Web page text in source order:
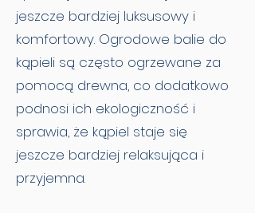
jeszcze bardziej luksusowy i
komfortowy. Ogrodowe balie do
kąpieli są często ogrzewane za
pomocą drewna, co dodatkowo
podnosi ich ekologiczność i
sprawia, że kąpiel staje się
jeszcze bardziej relaksująca i
przyjemna.